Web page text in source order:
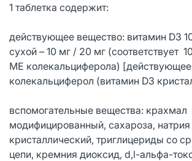
1 таблетка содержит:
действующее вещество: витамин D3
сухой – 10 мг / 20 мг (соответствует
МЕ колекальциферола)
колекальциферол (витамин D3
вспомогательные вещества: крахмал
модифицированный, сахароза, натрия
кристаллический, триглицериды со
цепи, кремния диоксид, d,l-альфа-